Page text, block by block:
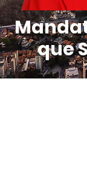
que